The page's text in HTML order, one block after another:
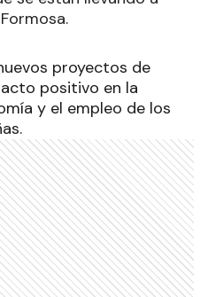
proyectos de
positivo en la
y el empleo de los